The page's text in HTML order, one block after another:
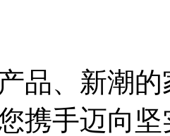
品、新潮
携手迈向